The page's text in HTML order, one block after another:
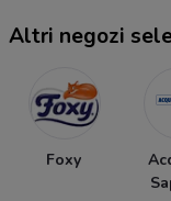
Altri negozi
Foxy